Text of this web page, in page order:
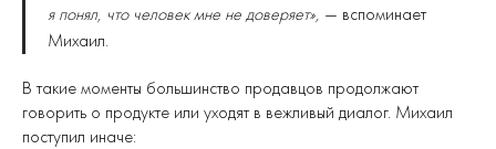
я понял, что человек мне не доверяет», — вспоминает
Михаил.
В такие моменты большинство продавцов продолжают
говорить о продукте или уходят в вежливый диалог. Михаил
поступил иначе: